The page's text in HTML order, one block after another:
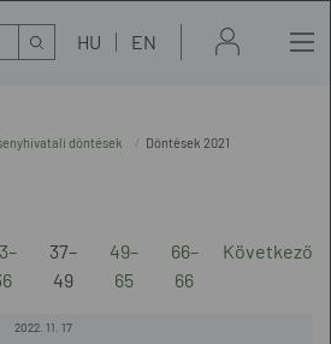
HU EN
döntések Döntések 2021
37–
49
49–
65
66–
66
Következő
2022. 11. 17